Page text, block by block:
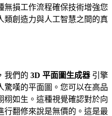
無損工作流程確保技術增強您
類創造力與人工智慧之間的真
我們的 3D 平面圖生成器 引擎
驚嘆的平面圖。您可以在高品
栩如生。這種視覺確認對於向
行翻修來說是無價的。這是最